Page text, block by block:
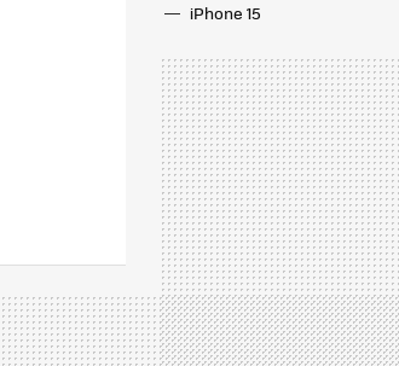
iPhone 15